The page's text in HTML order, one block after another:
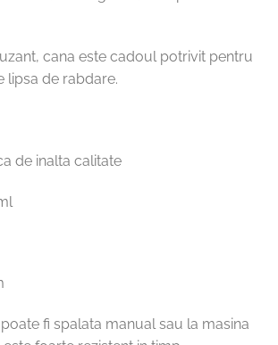
cana este cadoul potrivit pentru
lipsa de rabdare.
de inalta calitate
poate fi spalata manual sau la masina